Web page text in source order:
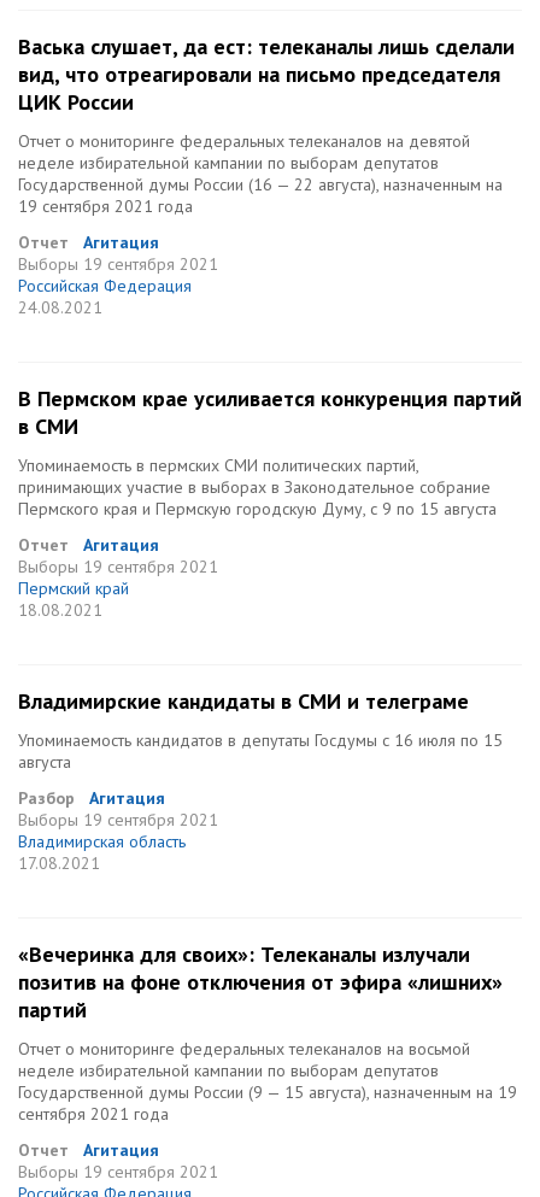
Васька слушает, да ест: телеканалы лишь сделали
вид, что отреагировали на письмо председателя
ЦИК России
Отчет о мониторинге федеральных телеканалов на девятой
неделе избирательной кампании по выборам депутатов
Государственной думы России (16 — 22 августа), назначенным на
19 сентября 2021 года
Отчет
Агитация
Выборы 19 сентября 2021
Российская Федерация
24.08.2021
В Пермском крае усиливается конкуренция партий
в СМИ
Упоминаемость в пермских СМИ политических партий,
принимающих участие в выборах в Законодательное собрание
Пермского края и Пермскую городскую Думу, с 9 по 15 августа
Отчет
Агитация
Выборы 19 сентября 2021
Пермский край
18.08.2021
Владимирские кандидаты в СМИ и телеграме
Упоминаемость кандидатов в депутаты Госдумы с 16 июля по 15
августа
Разбор
Агитация
Выборы 19 сентября 2021
Владимирская область
17.08.2021
«Вечеринка для своих»: Телеканалы излучали
позитив на фоне отключения от эфира «лишних»
партий
Отчет о мониторинге федеральных телеканалов на восьмой
неделе избирательной кампании по выборам депутатов
Государственной думы России (9 — 15 августа), назначенным на 19
сентября 2021 года
Отчет
Агитация
Выборы 19 сентября 2021